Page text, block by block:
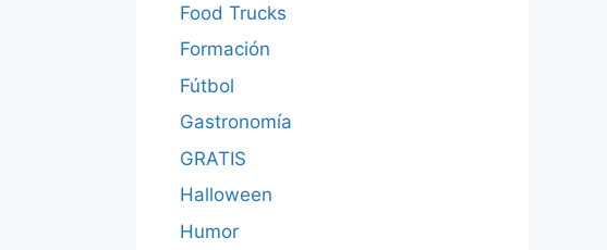
Food Trucks
Formación
Fútbol
Gastronomía
GRATIS
Halloween
Humor